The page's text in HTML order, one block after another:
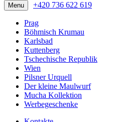
Menu +420 736 622 619
Prag
Böhmisch Krumau
Karlsbad
Kuttenberg
Tschechische Republik
Wien
Pilsner Urquell
Der kleine Maulwurf
Mucha Kollektion
Werbegeschenke